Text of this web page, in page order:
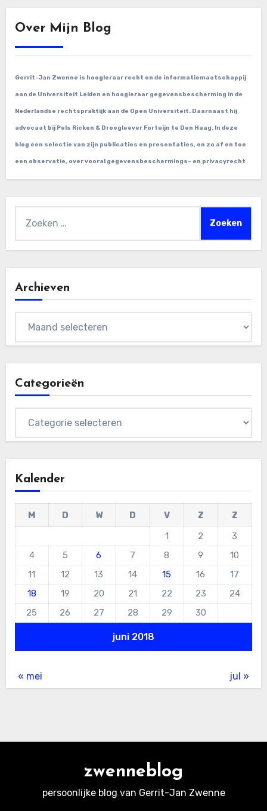
Over Mijn Blog
Gerrit-Jan Zwenne is hoogleraar recht en de informatiemaatschappij
aan de Universiteit Leiden en hoogleraar gegevensbescherming in de
Nederlandse rechtspraktijk aan de Open Universiteit. Daarnaast hij
advocaat bij Pels Ricken & Droogleever Fortuijn te Den Haag. In deze
blog een selectie van zijn publicaties en presentaties, en zo af en toe
een observatie, over vooral gegevensbeschermings- en privacyrecht
naar:
Archieven
Categorieën
Kalender
juni 2018
M D W D V Z
Z
1
2
3
4
5 6 7 8 9
10
11
12 13 14 15 16
17
18
19 20 21 22 23
24
25
26 27 28 29 30
« mei jul »
zwenneblog
persoonlijke blog van Gerrit-Jan Zwenne